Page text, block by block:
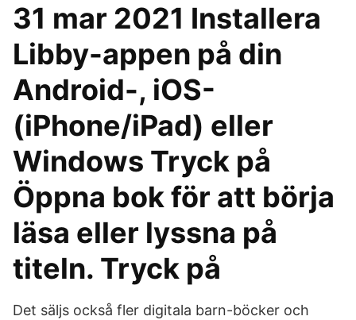
31 mar 2021 Installera
Libby-appen på din
Android-, iOS-
(iPhone/iPad) eller
Windows Tryck på
Öppna bok för att börja
läsa eller lyssna på
titeln. Tryck på
Det säljs också fler digitala barn-böcker och